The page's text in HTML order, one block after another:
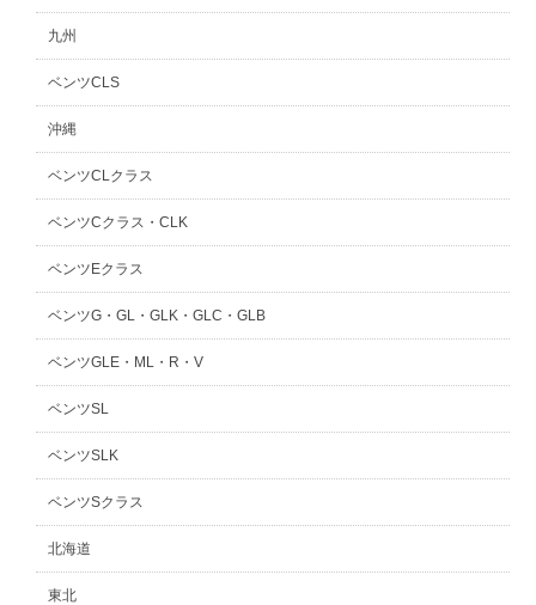
九州
ベンツCLS
沖縄
ベンツCLクラス
ベンツCクラス・CLK
ベンツEクラス
ベンツG・GL・GLK・GLC・GLB
ベンツGLE・ML・R・V
ベンツSL
ベンツSLK
ベンツSクラス
北海道
東北